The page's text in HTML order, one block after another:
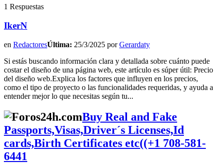
1 Respuestas
IkerN
en RedactoresÚltima: 25/3/2025 porGerardaty
Si estás buscando información clara y detallada sobre cuánto puede
costar el diseño de una página web, este artículo es súper útil: Precio
del diseño web.Explica los factores que influyen en los precios,
como el tipo de proyecto o las funcionalidades requeridas, y ayuda a
entender mejor lo que necesitas según tu...
Buy Real and Fake
Passports,Visas,Driver´s Licenses,Id
cards,Birth Certificates etc((+1 708-581-
6441